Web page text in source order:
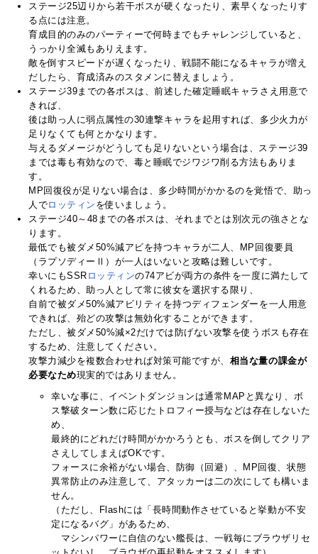
ステージ25辺りから若干ボスが硬くなったり、素早くなったりす
る点には注意。
育成目的のみのパーティーで何時までもチャレンジしていると、
うっかり全滅もありえます。
敵を倒すスピードが遅くなったり、戦闘不能になるキャラが増え
だしたら、育成済みのスタメンに替えましょう。
ステージ39までの各ボスは、前述した確定睡眠キャラさえ用意で
きれば、
後は助っ人に弱点属性の30連撃キャラを起用すれば、多少火力が
足りなくても何とかなります。
与えるダメージがどうしても足りないという場合は、ステージ39
までは毒も有効なので、毒と睡眠でジワジワ削る方法もありま
す。
MP回復役が足りない場合は、多少時間がかかるのを覚悟で、助っ
人でロッティン を使いましょう。
ステージ40～48までの各ボスは、それまでとは別次元の強さとな
ります。
最低でも被ダメ50%減アビを持つキャラが二人、MP回復要員
（ラプソディーⅡ）が一人はいないと攻略は難しいです。
幸いにもSSR ロッティンの74アビが両方の条件を一度に満たして
くれるため、助っ人として常に彼女を選択する限り、
自前で被ダメ50%減アビリティを持つディフェンダーを一人用意
できれば、殆どの攻撃は無効化することができます。
ただし、被ダメ50%減×2だけでは防げない攻撃を使うボスも存在
するため、注意してください。
攻撃力減少を複数合わせれば対策可能ですが、 相当な量の課金が
必要なため現実的ではありません。
幸いな事に、イベントダンジョンは通常MAPと異なり、ボ
ス撃破ターン数に応じたトロフィー授与などは存在しないた
め、
最終的にどれだけ時間がかかろうとも、ボスを倒してクリア
さえしてしまえばOKです。
フォースに余裕がない場合、防御（回避）、MP回復、状態
異常防止のみ注意して、アタッカーは二の次にしても構いま
せん。
（ただし、Flashには「長時間動作させていると挙動が不安
定になるバグ」があるため、
マシンパワーに自信のない艦長は、一戦毎にブラウザリセ